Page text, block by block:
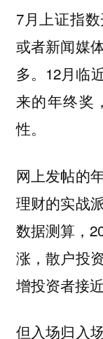
7月上证指
或者新闻媒
多。12月临
来的年终奖
性。
网上发帖的
理财的实战
数据测算，
涨，散户投
增投资者接
但入场归入